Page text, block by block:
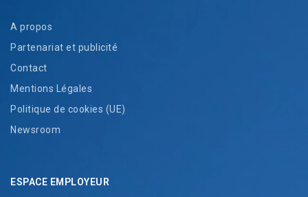
A propos
Partenariat et publicité
Contact
Mentions Légales
Politique de cookies (UE)
Newsroom
ESPACE EMPLOYEUR